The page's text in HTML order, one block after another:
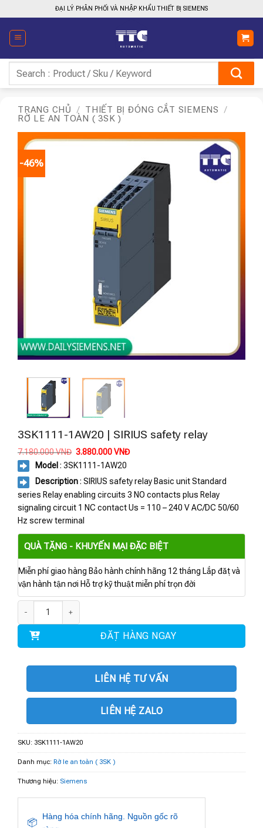
qua
nội
dung
ĐẠI LÝ PHÂN PHỐI VÀ NHẬP KHẨU THIẾT BỊ SIEMENS
kiếm:
TRANG CHỦ / THIẾT BỊ ĐÓNG CẮT SIEMENS
/
RỜ LE AN TOÀN ( 3SK )
-46%
3SK1111-1AW20 | SIRIUS safety relay
7.180.000VNĐ Giá
là:
7.180.000 VNĐ.
3.880.000VNĐGiá
3.880.000 VNĐ.
Model : 3SK1111-1AW20
Description: SIRIUS safety relay Basic unit Standard
series Relay enabling circuits 3 NO contacts plus Relay
signaling circuit 1 NC contact Us = 110 – 240 V AC/DC 50/60
Hz screw terminal
QUÀ TẶNG - KHUYẾN MẠI ĐẶC BIỆT
Miễn phí giao hàng Bảo hành chính hãng 12 tháng Lắp đặt và
vận hành tận nơi Hỗ trợ kỹ thuật miễn phí trọn đời
ĐẶT HÀNG NGAY
LIÊN HỆ TƯ VẤN
LIÊN HỆ ZALO
SKU: 3SK1111-1AW20
Danh mục: Rờ le an toàn ( 3SK )
Thương hiệu: Siemens
📦
Hàng hóa chính hãng. Nguồn gốc rõ